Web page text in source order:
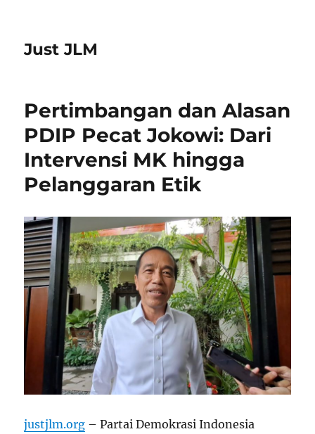
Just JLM
Pertimbangan dan Alasan
PDIP Pecat Jokowi: Dari
Intervensi MK hingga
Pelanggaran Etik
justjlm.org – Partai Demokrasi Indonesia